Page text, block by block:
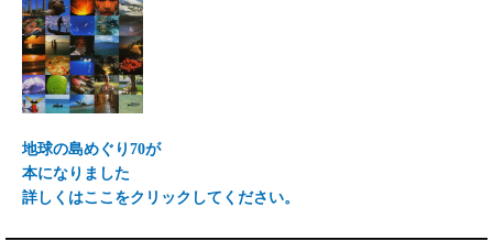
地球の島めぐり70が
本になりました
詳しくはここをクリックしてください。